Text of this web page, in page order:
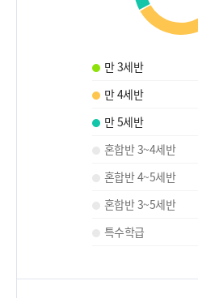
만 3세반
만 4세반
만 5세반
혼합반 3~4세반
혼합반 4~5세반
혼합반 3~5세반
특수학급